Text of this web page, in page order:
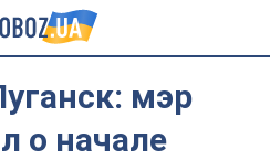
мэр
о начале